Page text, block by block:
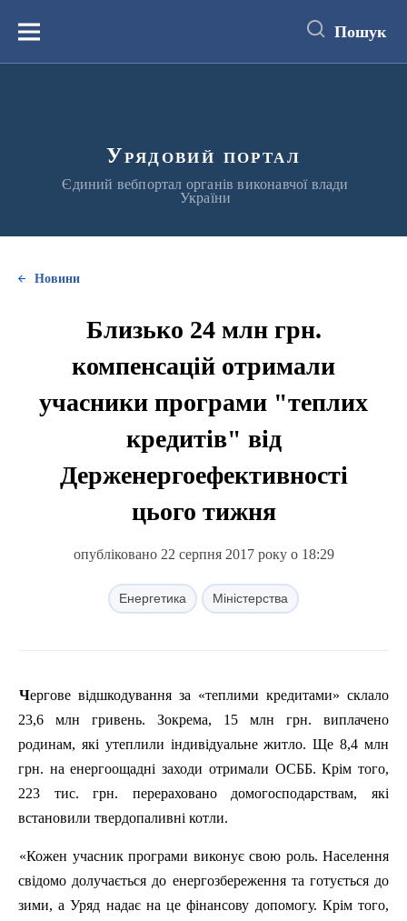
вмістуМеню Пошук
Урядовий портал
Єдиний вебпортал органів виконавчої влади
України
Новини
Близько 24 млн грн.
компенсацій отримали
учасники програми "теплих
кредитів" від
Держенергоефективності
цього тижня
опубліковано 22 серпня 2017 року о 18:29
Енергетика Міністерства
Чергове відшкодування за «теплими кредитами» склало
23,6 млн гривень. Зокрема, 15 млн грн. виплачено
родинам, які утеплили індивідуальне житло. Ще 8,4 млн
грн. на енергоощадні заходи отримали ОСББ. Крім того,
223 тис. грн. перераховано домогосподарствам, які
встановили твердопаливні котли.
«Кожен учасник програми виконує свою роль. Населення
свідомо долучається до енергозбереження та готується до
зими, а Уряд надає на це фінансову допомогу. Крім того,